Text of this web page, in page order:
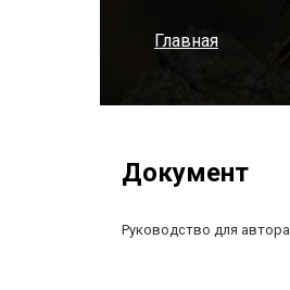
Главная
Документ
Руководство для автора